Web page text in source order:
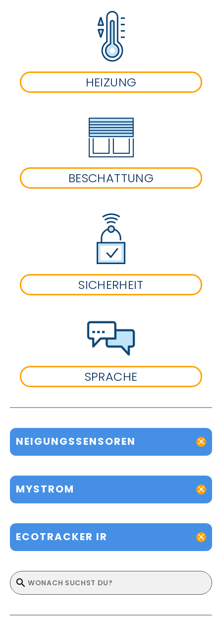
HEIZUNG
BESCHATTUNG
SICHERHEIT
SPRACHE
NEIGUNGSSENSOREN
MYSTROM
ECOTRACKER IR